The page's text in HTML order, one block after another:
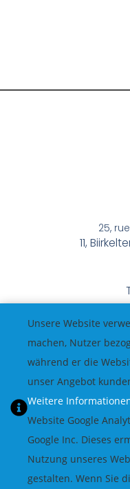
25,
11,
Unsere Website
machen, Nutzer
während er die
unser Angebot
Weitere
Website Google
Google Inc. Dieses
Nutzung unseres
gestalten. Wenn Sie